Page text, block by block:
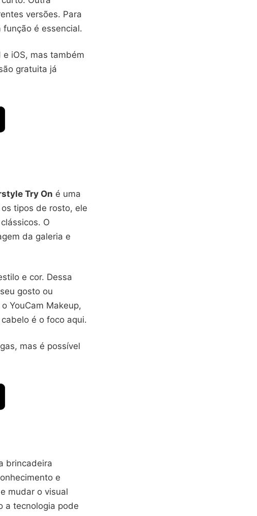
versões. Para
é essencial.
iOS, mas também
gratuita já
Try On é uma
tipos de rosto, ele
O
da galeria e
e cor. Dessa
gosto ou
YouCam Makeup,
é o foco aqui.
mas é possível
brincadeira
e
mudar o visual
a tecnologia pode